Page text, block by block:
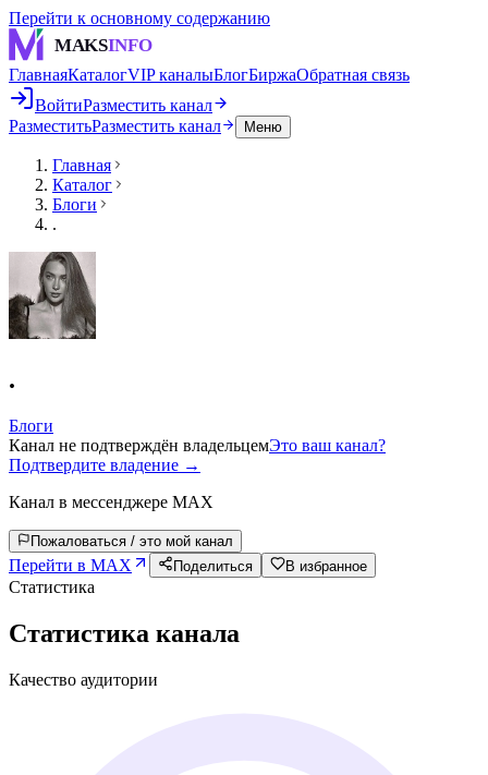
Перейти к основному содержанию
MAKSINFO
ГлавнаяКаталогVIP каналыБлогБиржаОбратная связь
ВойтиРазместить канал
РазместитьРазместить канал Меню
Главная
Каталог
Блоги
.
.
Блоги
Канал не подтверждён владельцемЭто ваш канал?
Подтвердите владение →
Канал в мессенджере MAX
Пожаловаться / это мой канал
Перейти в MAX Поделиться В избранное
Статистика
Статистика канала
Качество аудитории